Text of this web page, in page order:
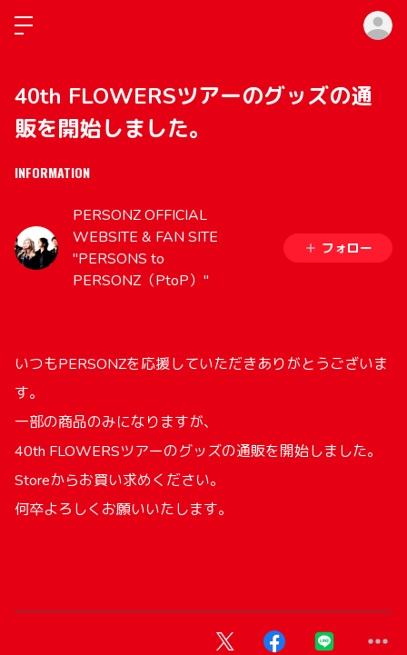
40th FLOWERSツアーのグッズの通
販を開始しました。
INFORMATION
PERSONZ OFFICIAL
WEBSITE & FAN SITE
"PERSONS to
PERSONZ（PtoP）"
フォロー
いつもPERSONZを応援していただきありがとうございま
す。
一部の商品のみになりますが、
40th FLOWERSツアーのグッズの通販を開始しました。
Storeからお買い求めください。
何卒よろしくお願いいたします。